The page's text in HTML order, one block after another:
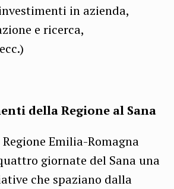
in azienda,
e ricerca,
della Regione al Sana
Emilia-Romagna
giornate del Sana una
che spaziano dalla